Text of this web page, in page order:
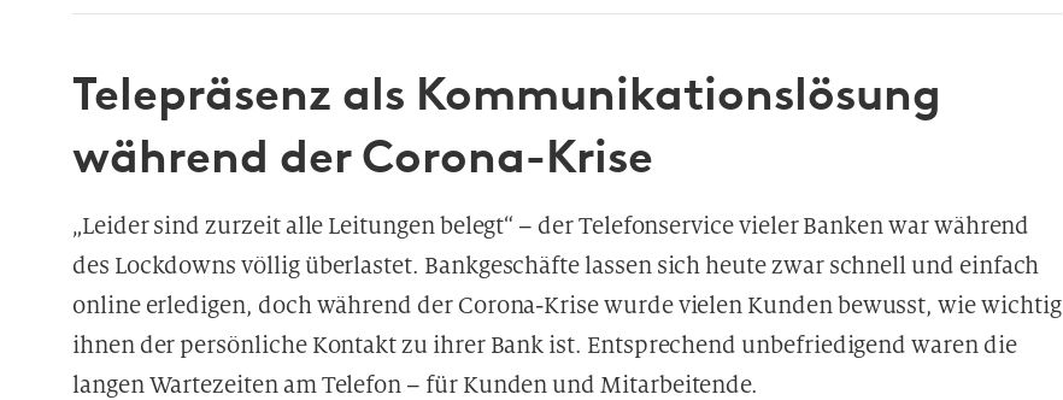
Telepräsenz als Kommunikationslösung
während der Corona-Krise
„Leider sind zurzeit alle Leitungen belegt“ – der Telefonservice vieler Banken war während
des Lockdowns völlig überlastet. Bankgeschäfte lassen sich heute zwar schnell und einfach
online erledigen, doch während der Corona-Krise wurde vielen Kunden bewusst, wie wichtig
ihnen der persönliche Kontakt zu ihrer Bank ist. Entsprechend unbefriedigend waren die
langen Wartezeiten am Telefon – für Kunden und Mitarbeitende.